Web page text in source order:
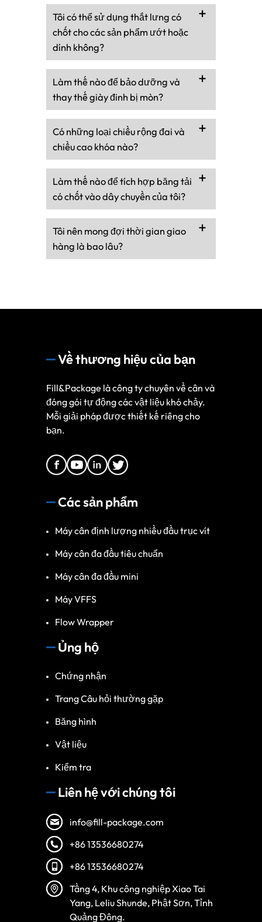
Tôi có thể sử dụng thắt lưng có
chốt cho các sản phẩm ướt hoặc
dính không?
Làm thế nào để bảo dưỡng và
thay thế giày đinh bị mòn?
Có những loại chiều rộng đai và
chiều cao khóa nào?
Làm thế nào để tích hợp băng tải
có chốt vào dây chuyền của tôi?
Tôi nên mong đợi thời gian giao
hàng là bao lâu?
Về thương hiệu của bạn
Fill&Package là công ty chuyên về cân và
đóng gói tự động các vật liệu khó chảy.
Mỗi giải pháp được thiết kế riêng cho
bạn.
Các sản phẩm
Máy cân định lượng nhiều đầu trục vít
Máy cân đa đầu tiêu chuẩn
Máy cân đa đầu mini
Máy VFFS
Flow Wrapper
Ủng hộ
Chứng nhận
Trang Câu hỏi thường gặp
Băng hình
Vật liệu
Kiểm tra
Liên hệ với chúng tôi
info@fill-package.com
+86 13536680274
+86 13536680274
Tầng 4, Khu công nghiệp Xiao Tai
Yang, Leliu Shunde, Phật Sơn, Tỉnh
Quảng Đông.